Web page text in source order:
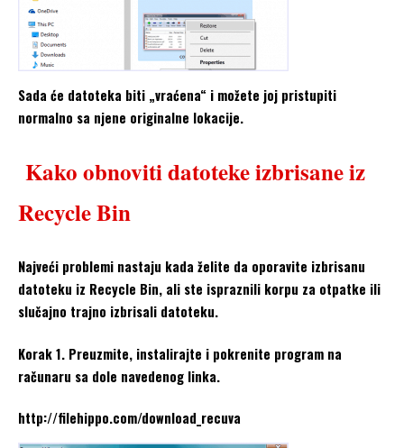
Sada će datoteka biti „vraćena“ i možete joj pristupiti
normalno sa njene originalne lokacije.
Kako obnoviti datoteke izbrisane iz
Recycle Bin
Najveći problemi nastaju kada želite da oporavite izbrisanu
datoteku iz Recycle Bin, ali ste ispraznili korpu za otpatke ili
slučajno trajno izbrisali datoteku.
Korak 1. Preuzmite, instalirajte i pokrenite program na
računaru sa dole navedenog linka.
http://filehippo.com/download_recuva